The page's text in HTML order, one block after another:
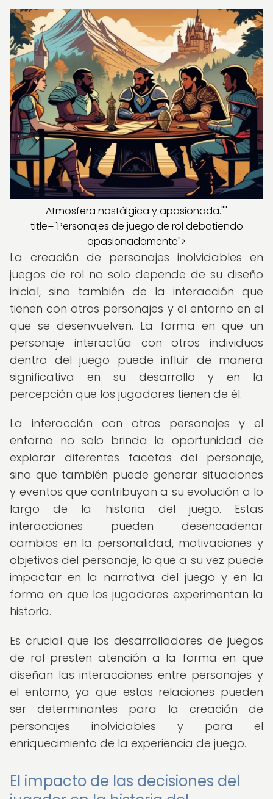
Atmosfera nostálgica y apasionada.""
title="Personajes de juego de rol debatiendo
apasionadamente">
La creación de personajes inolvidables en
juegos de rol no solo depende de su diseño
inicial, sino también de la interacción que
tienen con otros personajes y el entorno en el
que se desenvuelven. La forma en que un
personaje interactúa con otros individuos
dentro del juego puede influir de manera
significativa en su desarrollo y en la
percepción que los jugadores tienen de él.
La interacción con otros personajes y el
entorno no solo brinda la oportunidad de
explorar diferentes facetas del personaje,
sino que también puede generar situaciones
y eventos que contribuyan a su evolución a lo
largo de la historia del juego. Estas
interacciones pueden desencadenar
cambios en la personalidad, motivaciones y
objetivos del personaje, lo que a su vez puede
impactar en la narrativa del juego y en la
forma en que los jugadores experimentan la
historia.
Es crucial que los desarrolladores de juegos
de rol presten atención a la forma en que
diseñan las interacciones entre personajes y
el entorno, ya que estas relaciones pueden
ser determinantes para la creación de
personajes inolvidables y para el
enriquecimiento de la experiencia de juego.
El impacto de las decisiones del